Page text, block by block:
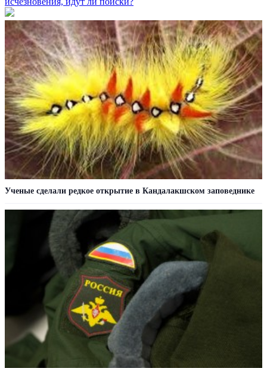
Ученые сделали редкое открытие в Кандалакшском заповеднике